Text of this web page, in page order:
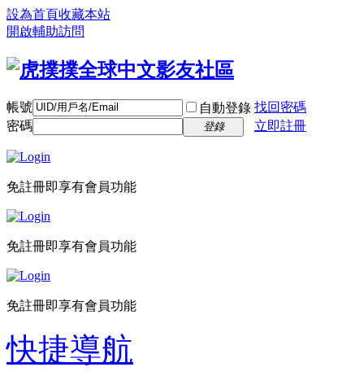
設為首頁收藏本站
開啟輔助訪問
帳號 自動登錄 找回密碼
密碼
登錄 立即註冊
免註冊即享有會員功能
免註冊即享有會員功能
免註冊即享有會員功能
快捷導航